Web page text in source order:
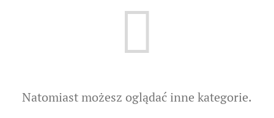
Natomiast możesz oglądać inne kategorie.